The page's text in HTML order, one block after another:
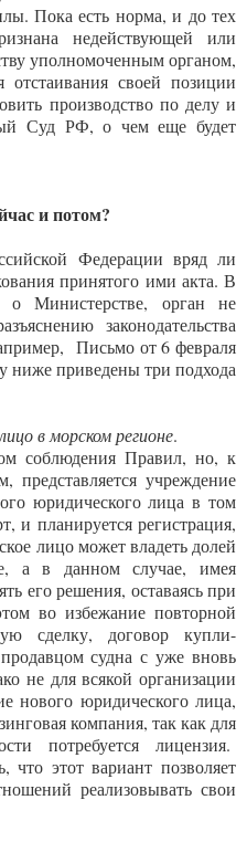
Пока есть норма, и до тех
недействующей или
уполномоченным органом,
своей позиции
производство по делу и
Суд РФ, о чем еще будет
и потом?
Федерации вряд ли
принятого ими акта. В
о Министерстве, орган не
законодательства
Письмо от 6 февраля
приведены три подхода
в морском регионе.
соблюдения Правил, но, к
представляется учреждение
юридического лица в том
и планируется регистрация,
лицо может владеть долей
а в данном случае, имея
его решения, оставаясь при
во избежание повторной
сделку, договор купли-
судна с уже вновь
не для всякой организации
нового юридического лица,
компания, так как для
потребуется лицензия.
что этот вариант позволяет
реализовывать свои